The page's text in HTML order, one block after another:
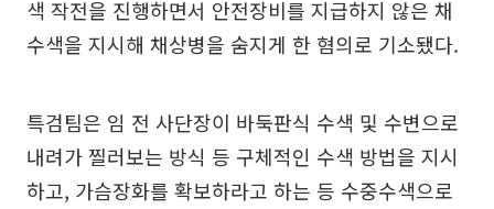
색 작전을 진행하면서 안전장비를 지급하지 않은 채
수색을 지시해 채상병을 숨지게 한 혐의로 기소됐다.
특검팀은 임 전 사단장이 바둑판식 수색 및 수변으로
내려가 찔러보는 방식 등 구체적인 수색 방법을 지시
하고, 가슴장화를 확보하라고 하는 등 수중수색으로